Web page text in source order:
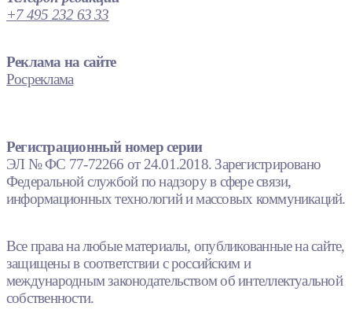
+7 495 232 63 33
Реклама на сайте
Росреклама
Регистрационный номер серии
ЭЛ № ФС 77-72266 от 24.01.2018. Зарегистрировано
Федеральной службой по надзору в сфере связи,
информационных технологий и массовых коммуникаций.
Все права на любые материалы, опубликованные на сайте,
защищены в соответствии с российским и
международным законодательством об интеллектуальной
собственности.